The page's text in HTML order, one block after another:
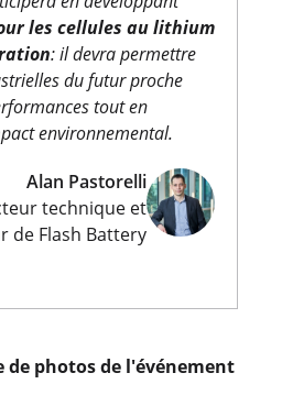
les cellules au lithium
: il devra permettre
du futur proche
tout en
environnemental.
Alan Pastorelli
technique et
de Flash Battery
de photos de l'événement